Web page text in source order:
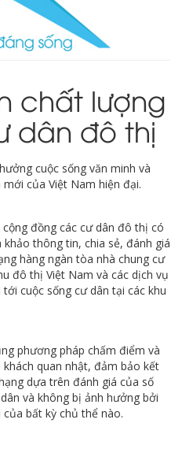
chất lượng
dân đô thị
cuộc sống văn minh và
của Việt Nam hiện đại.
cộng đồng các cư dân đô thị có
thông tin, chia sẻ, đánh giá
hàng ngàn tòa nhà chung cư
đô thị Việt Nam và các dịch vụ
tới cuộc sống cư dân tại các khu
phương pháp chấm điểm và
khách quan nhật, đảm bảo kết
dựa trên đánh giá của số
và không bị ảnh hưởng bởi
của bất kỳ chủ thể nào.